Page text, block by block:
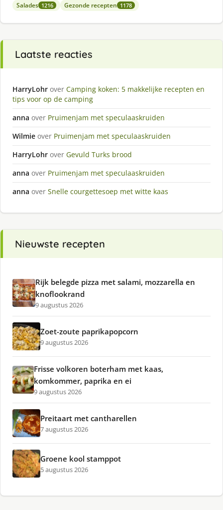
Salades 1216 Gezonde recepten 1178
Laatste reacties
HarryLohr over Camping koken: 5 makkelijke recepten en
tips voor op de camping
anna over Pruimenjam met speculaaskruiden
Wilmie over Pruimenjam met speculaaskruiden
HarryLohr over Gevuld Turks brood
anna over Pruimenjam met speculaaskruiden
anna over Snelle courgettesoep met witte kaas
Nieuwste recepten
Rijk belegde pizza met salami, mozzarella en
knoflookrand
9 augustus 2026
Zoet-zoute paprikapopcorn
9 augustus 2026
Frisse volkoren boterham met kaas,
komkommer, paprika en ei
9 augustus 2026
Preitaart met cantharellen
7 augustus 2026
Groene kool stamppot
5 augustus 2026